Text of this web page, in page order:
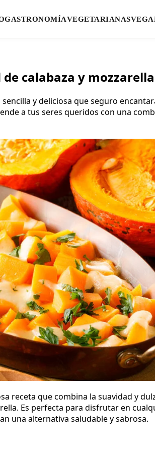
GASTRONOMÍAVEGETARIANAS
calabaza y mozzarella
y deliciosa que seguro
a tus seres queridos con una
receta que combina la suavidad y
Es perfecta para disfrutar en
una alternativa saludable y sabrosa.